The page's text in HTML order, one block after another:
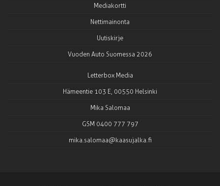
Mediakortti
Nettimainonta
Uutiskirje
Vuoden Auto Suomessa 2026
Letterbox Media
Hämeentie 103 E, 00550 Helsinki
Mika Salomaa
GSM 0400 777 797
mika.salomaa@kaasujalka.fi